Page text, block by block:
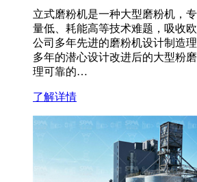
立式磨粉机是一种大型磨粉机，
量低、耗能高等技术难题，吸收
公司多年先进的磨粉机设计制造
多年的潜心设计改进后的大型粉
理可靠的…
了解详情